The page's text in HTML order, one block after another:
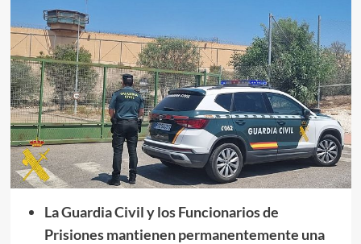
La Guardia Civil y los Funcionarios de
Prisiones mantienen permanentemente una